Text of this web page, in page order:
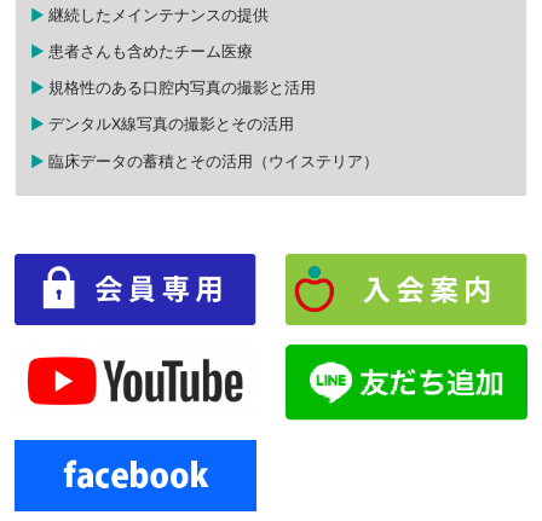
継続したメインテナンスの提供
患者さんも含めたチーム医療
規格性のある口腔内写真の撮影と活用
デンタルX線写真の撮影とその活用
臨床データの蓄積とその活用（ウイステリア）